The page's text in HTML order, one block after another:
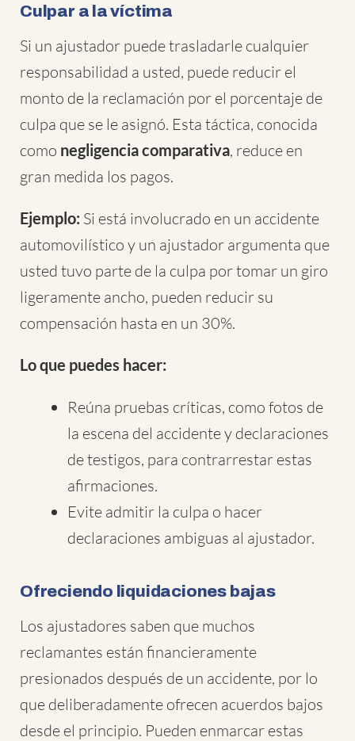
Culpar a la víctima
Si un ajustador puede trasladarle cualquier
responsabilidad a usted, puede reducir el
monto de la reclamación por el porcentaje de
culpa que se le asignó. Esta táctica, conocida
como negligencia comparativa, reduce en
gran medida los pagos.
Ejemplo: Si está involucrado en un accidente
automovilístico y un ajustador argumenta que
usted tuvo parte de la culpa por tomar un giro
ligeramente ancho, pueden reducir su
compensación hasta en un 30%.
Lo que puedes hacer:
Reúna pruebas críticas, como fotos de
la escena del accidente y declaraciones
de testigos, para contrarrestar estas
afirmaciones.
Evite admitir la culpa o hacer
declaraciones ambiguas al ajustador.
Ofreciendo liquidaciones bajas
Los ajustadores saben que muchos
reclamantes están financieramente
presionados después de un accidente, por lo
que deliberadamente ofrecen acuerdos bajos
desde el principio. Pueden enmarcar estas